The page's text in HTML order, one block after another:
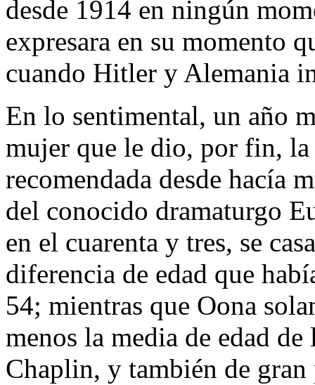
desde 1914 en ningún
expresara en su momento
cuando Hitler y Alemania
En lo sentimental, un año
mujer que le dio, por fin, la
recomendada desde hacía
del conocido dramaturgo
en el cuarenta y tres, se
diferencia de edad que
54; mientras que Oona
menos la media de edad de
Chaplin, y también de gran